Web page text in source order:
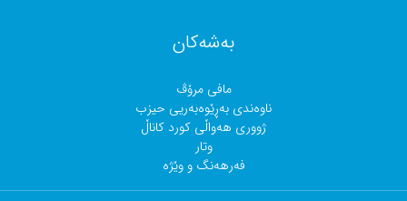
بەشەکان
مافی مرۆڤ
ناوەندی بەڕێوەبەریی حیزب
ژووری هەواڵی کورد کاناڵ
وتار
فەرهەنگ و وێژە